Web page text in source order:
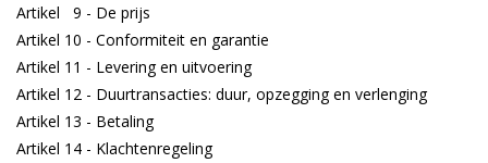
Cadeaubon
Summer Deals
BLOG
Artikel 9 - De prijs
Artikel 10 - Conformiteit en garantie
Artikel 11 - Levering en uitvoering
Artikel 12 - Duurtransacties: duur, opzegging en verlenging
Artikel 13 - Betaling
Artikel 14 - Klachtenregeling